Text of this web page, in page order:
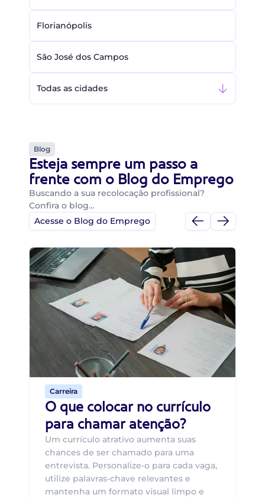
Florianópolis
São José dos Campos
Todas as cidades
Blog
Esteja sempre um passo a
frente com o Blog do Emprego
Buscando a sua recolocação profissional?
Confira o blog…
Acesse o Blog do Emprego
Carreira
O que colocar no currículo
para chamar atenção?
Um currículo atrativo aumenta suas
chances de ser chamado para uma
entrevista. Personalize-o para cada vaga,
utilize palavras-chave relevantes e
mantenha um formato visual limpo e